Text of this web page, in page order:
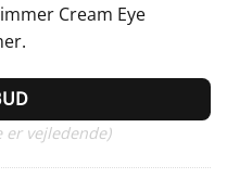
Cream Eye
vejledende)